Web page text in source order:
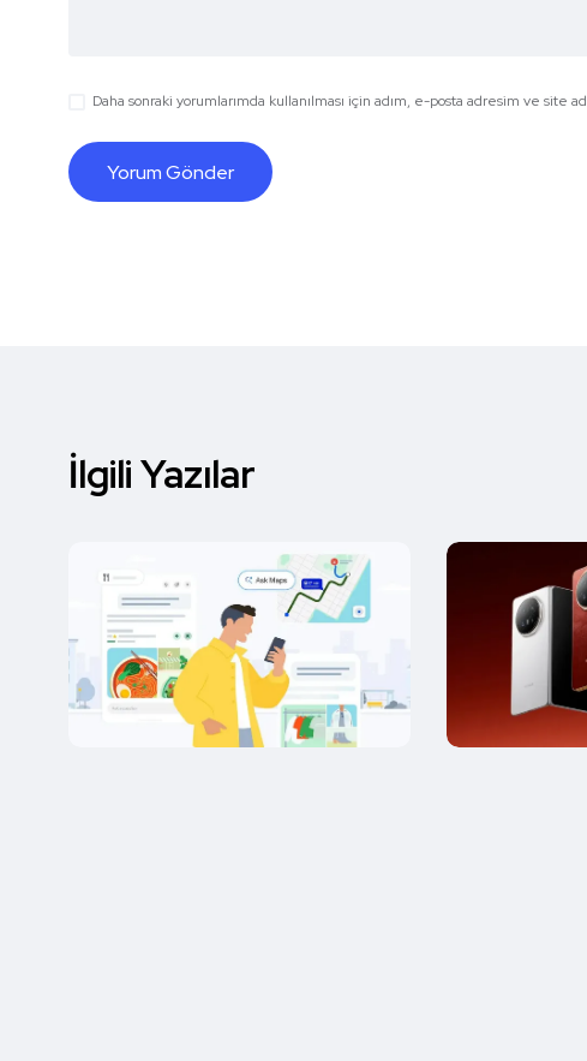
Daha sonraki yorumlarımda kullanılması için adım, e-posta adresim ve site
İlgili Yazılar